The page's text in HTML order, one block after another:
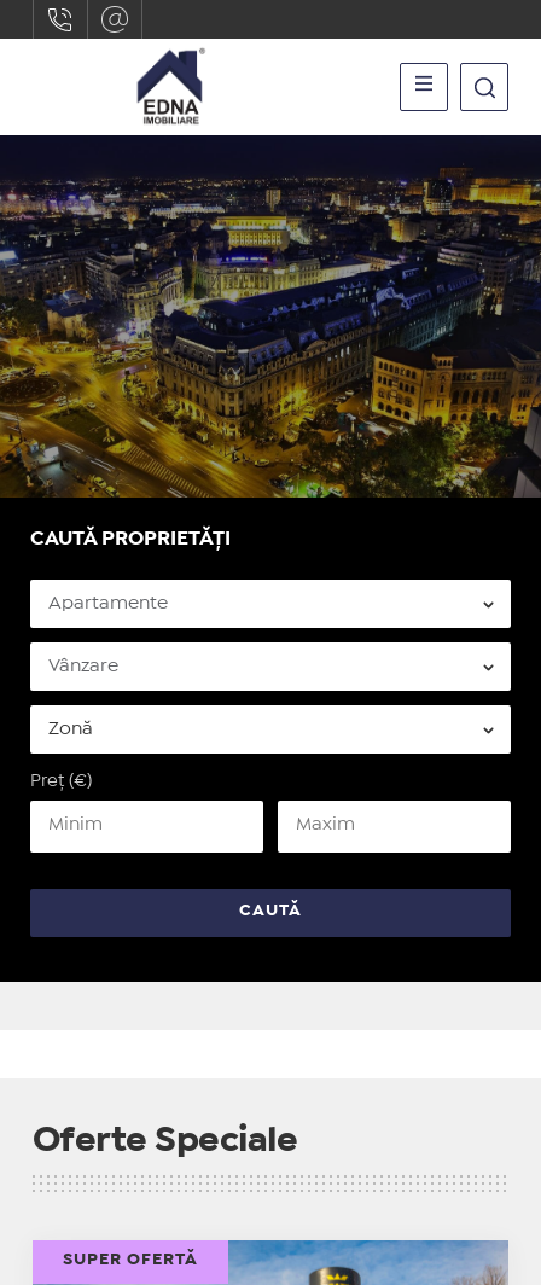
CAUTĂ PROPRIETĂȚI
Preț (€)
Oferte Speciale
SUPER OFERTĂ